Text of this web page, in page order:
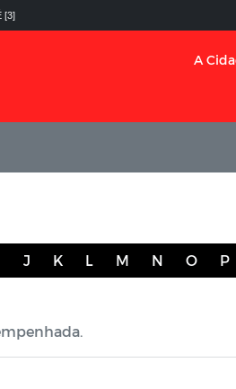
[3]
A
J K L M N O P